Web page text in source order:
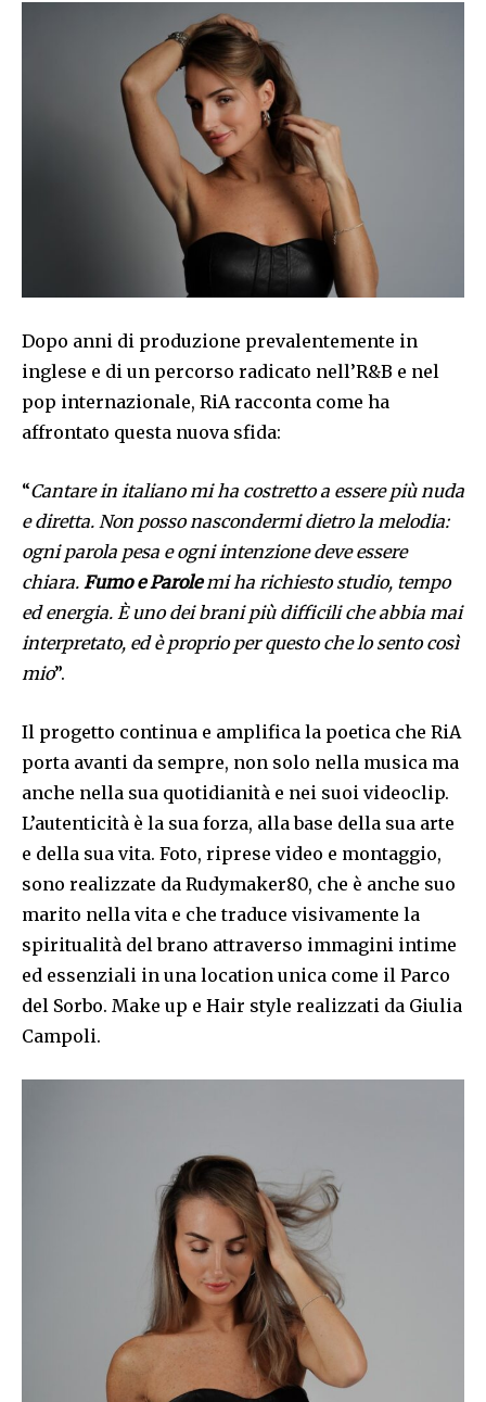
Dopo anni di produzione prevalentemente in
inglese e di un percorso radicato nell’R&B e nel
pop internazionale, RiA racconta come ha
affrontato questa nuova sfida:
“Cantare in italiano mi ha costretto a essere più nuda
e diretta. Non posso nascondermi dietro la melodia:
ogni parola pesa e ogni intenzione deve essere
chiara. Fumo e Parolemi ha richiesto studio, tempo
ed energia. È uno dei brani più difficili che abbia mai
interpretato, ed è proprio per questo che lo sento così
mio”.
Il progetto continua e amplifica la poetica che RiA
porta avanti da sempre, non solo nella musica ma
anche nella sua quotidianità e nei suoi videoclip.
L’autenticità è la sua forza, alla base della sua arte
e della sua vita. Foto, riprese video e montaggio,
sono realizzate da Rudymaker80, che è anche suo
marito nella vita e che traduce visivamente la
spiritualità del brano attraverso immagini intime
ed essenziali in una location unica come il Parco
del Sorbo. Make up e Hair style realizzati da Giulia
Campoli.